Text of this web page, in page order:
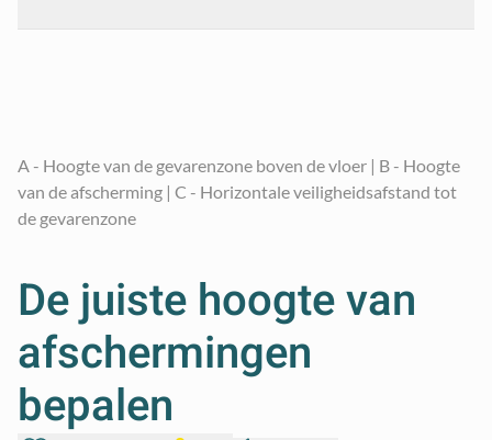
De juiste hoogte van
afschermingen
bepalen
A - Hoogte van de gevarenzone boven de vloer | B - Hoogte
van de afscherming | C - Horizontale veiligheidsafstand tot
de gevarenzone